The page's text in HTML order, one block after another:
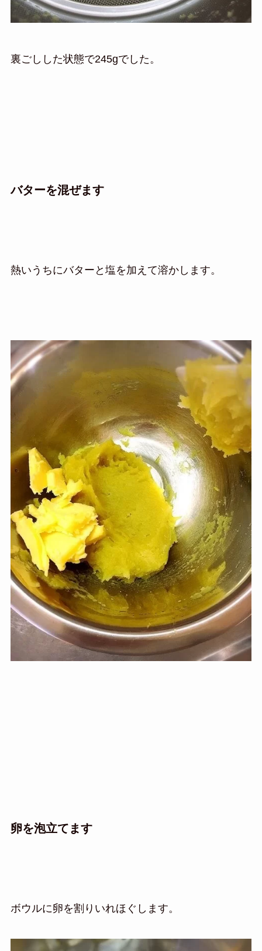
裏ごしした状態で245gでした。
バターを混ぜます
熱いうちにバターと塩を加えて溶かします。
卵を泡立てます
ボウルに卵を割りいれほぐします。